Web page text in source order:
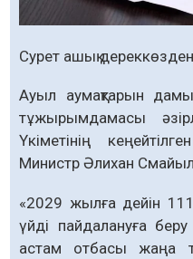
Сурет ашық
Ауыл аумақтарын
тұжырымдамасы
Үкіметінің
Министр Әлихан
«2029 жылға дейін
үйді пайдалануға
астам отбасы жаңа